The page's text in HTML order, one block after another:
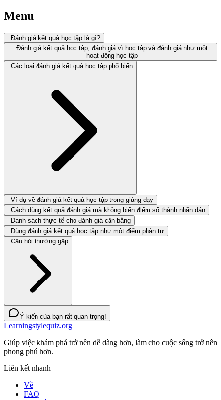
Menu
Đánh giá kết quả học tập là gì?
Đánh giá kết quả học tập, đánh giá vì học tập và đánh giá như một
hoạt động học tập
Các loại đánh giá kết quả học tập phổ biến
Ví dụ về đánh giá kết quả học tập trong giảng dạy
Cách dùng kết quả đánh giá mà không biến điểm số thành nhãn dán
Danh sách thực tế cho đánh giá cân bằng
Dùng đánh giá kết quả học tập như một điểm phản tư
Câu hỏi thường gặp
Ý kiến của bạn rất quan trọng!
Learningstylequiz.org
Giúp việc khám phá trở nên dễ dàng hơn, làm cho cuộc sống trở nên
phong phú hơn.
Liên kết nhanh
Về
FAQ